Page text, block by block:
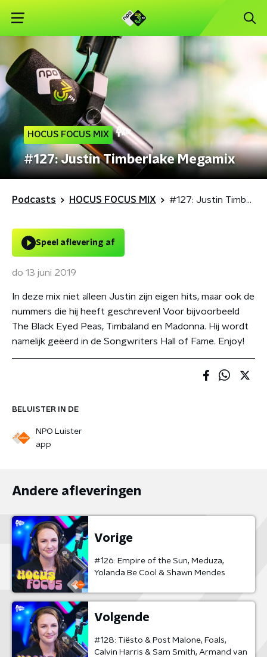
HOCUS FOCUS MIX
#127: Justin Timberlake Megamix
Podcasts HOCUS FOCUS MIX #127: Justin Timberlake Megamix
BELUISTER IN DE
NPO Luister
app
Speel aflevering af
do 13 juni 2019
In deze mix niet alleen Justin zijn eigen hits, maar ook de
nummers die hij heeft geschreven! Voor bijvoorbeeld
The Black Eyed Peas, Timbaland en Madonna. Hij wordt
namelijk geëerd in de Songwriters Hall of Fame. Enjoy!
Andere afleveringen
Vorige
#126: Empire of the Sun, Meduza,
Yolanda Be Cool & Shawn Mendes
Volgende
#128: Tiësto & Post Malone, Foals,
Calvin Harris & Sam Smith, Armand van